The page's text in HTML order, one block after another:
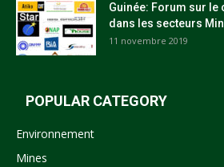
Guinée: Forum sur le
dans les secteurs
11 novembre 2019
POPULAR CATEGORY
Environnement
Mines